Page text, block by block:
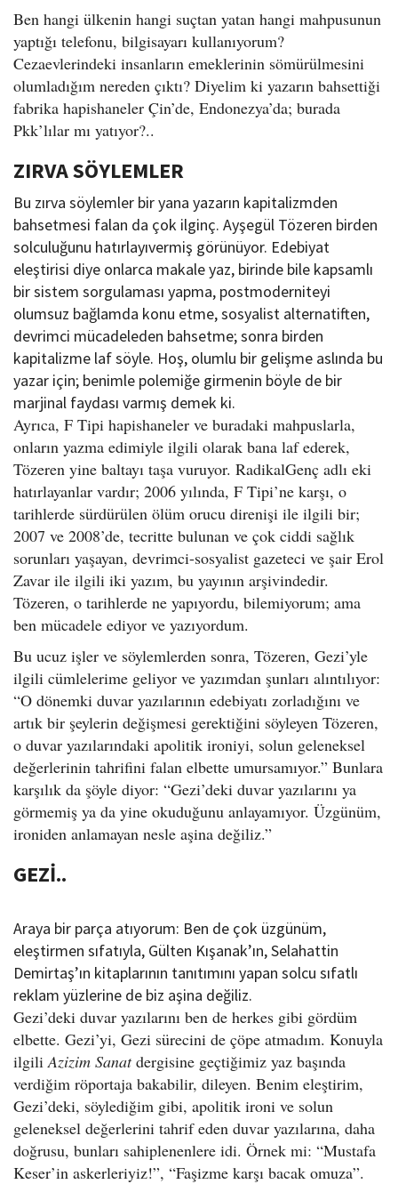
Ben hangi ülkenin hangi suçtan yatan hangi mahpusunun
yaptığı telefonu, bilgisayarı kullanıyorum?
Cezaevlerindeki insanların emeklerinin sömürülmesini
olumladığım nereden çıktı? Diyelim ki yazarın bahsettiği
fabrika hapishaneler Çin’de, Endonezya’da; burada
Pkk’lılar mı yatıyor?..
ZIRVA SÖYLEMLER
Bu zırva söylemler bir yana yazarın kapitalizmden
bahsetmesi falan da çok ilginç. Ayşegül Tözeren birden
solculuğunu hatırlayıvermiş görünüyor. Edebiyat
eleştirisi diye onlarca makale yaz, birinde bile kapsamlı
bir sistem sorgulaması yapma, postmoderniteyi
olumsuz bağlamda konu etme, sosyalist alternatiften,
devrimci mücadeleden bahsetme; sonra birden
kapitalizme laf söyle. Hoş, olumlu bir gelişme aslında bu
yazar için; benimle polemiğe girmenin böyle de bir
marjinal faydası varmış demek ki.
Ayrıca, F Tipi hapishaneler ve buradaki mahpuslarla,
onların yazma edimiyle ilgili olarak bana laf ederek,
Tözeren yine baltayı taşa vuruyor. RadikalGenç adlı eki
hatırlayanlar vardır; 2006 yılında, F Tipi’ne karşı, o
tarihlerde sürdürülen ölüm orucu direnişi ile ilgili bir;
2007 ve 2008’de, tecritte bulunan ve çok ciddi sağlık
sorunları yaşayan, devrimci-sosyalist gazeteci ve şair Erol
Zavar ile ilgili iki yazım, bu yayının arşivindedir.
Tözeren, o tarihlerde ne yapıyordu, bilemiyorum; ama
ben mücadele ediyor ve yazıyordum.
Bu ucuz işler ve söylemlerden sonra, Tözeren, Gezi’yle
ilgili cümlelerime geliyor ve yazımdan şunları alıntılıyor:
“O dönemki duvar yazılarının edebiyatı zorladığını ve
artık bir şeylerin değişmesi gerektiğini söyleyen Tözeren,
o duvar yazılarındaki apolitik ironiyi, solun geleneksel
değerlerinin tahrifini falan elbette umursamıyor.” Bunlara
karşılık da şöyle diyor: “Gezi’deki duvar yazılarını ya
görmemiş ya da yine okuduğunu anlayamıyor. Üzgünüm,
ironiden anlamayan nesle aşina değiliz.”
GEZİ..
Araya bir parça atıyorum: Ben de çok üzgünüm,
eleştirmen sıfatıyla, Gülten Kışanak’ın, Selahattin
Demirtaş’ın kitaplarının tanıtımını yapan solcu sıfatlı
reklam yüzlerine de biz aşina değiliz.
Gezi’deki duvar yazılarını ben de herkes gibi gördüm
elbette. Gezi’yi, Gezi sürecini de çöpe atmadım. Konuyla
ilgiliAzizim Sanatdergisine geçtiğimiz yaz başında
verdiğim röportaja bakabilir, dileyen. Benim eleştirim,
Gezi’deki, söylediğim gibi, apolitik ironi ve solun
geleneksel değerlerini tahrif eden duvar yazılarına, daha
doğrusu, bunları sahiplenenlere idi. Örnek mi: “Mustafa
Keser’in askerleriyiz!”, “Faşizme karşı bacak omuza”.